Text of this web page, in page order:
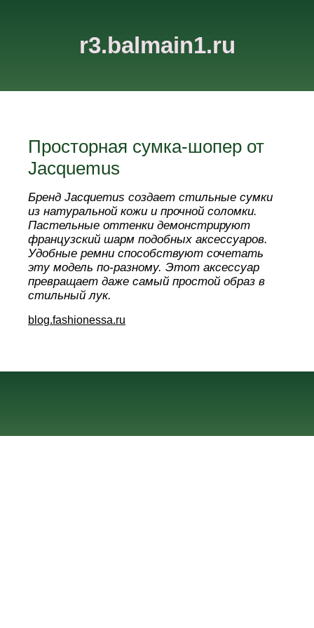
r3.balmain1.ru
Просторная сумка-шопер от
Jacquemus
Бренд Jacquemus создает стильные сумки
из натуральной кожи и прочной соломки.
Пастельные оттенки демонстрируют
французский шарм подобных аксессуаров.
Удобные ремни способствуют сочетать
эту модель по-разному. Этот аксессуар
превращает даже самый простой образ в
стильный лук.
blog.fashionessa.ru